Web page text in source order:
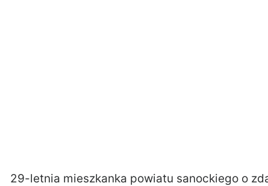
29-letnia mieszkanka powiatu sanockiego o